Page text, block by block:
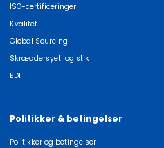
ISO-certificeringer
Kvalitet
Global Sourcing
Skræddersyet logistik
EDI
Politikker & betingelser
Politikker og betingelser